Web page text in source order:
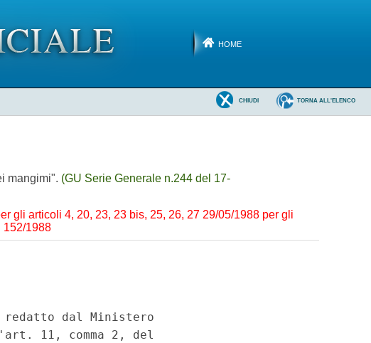
HOME
TORNA ALL'ELENCO
CHIUDI
mangimi". (GU Serie Generale n.244 del 17-
gli articoli 4, 20, 23, 23 bis, 25, 26, 27 29/05/1988 per gli
152/1988